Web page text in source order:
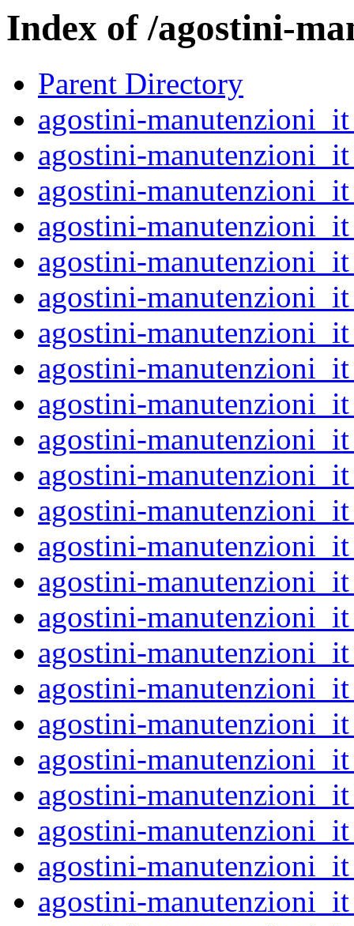
Index of /agostini-
Parent Directory
agostini-
agostini-
agostini-
agostini-
agostini-
agostini-
agostini-
agostini-
agostini-
agostini-
agostini-
agostini-
agostini-
agostini-
agostini-
agostini-
agostini-
agostini-
agostini-
agostini-
agostini-
agostini-
agostini-